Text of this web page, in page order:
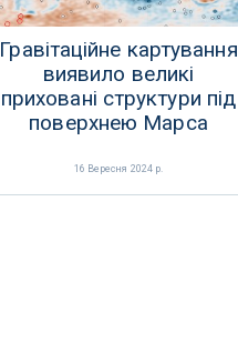
Гравітаційне картування
виявило великі
приховані структури під
поверхнею Марса
16 Вересня 2024 р.